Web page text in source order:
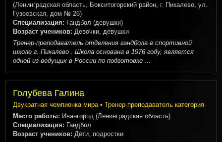
(Ленинградская область, Бокситогорский район, г. Пикалево, ул.
Гузеевская, дом № 26)
Специализация: Гандбол (девушки)
Возраст учеников: Девочки, девушки
Тренер-преподаватель отделения гандбола в спортивной
школе г. Пикалево . Школа основана в 1976 году, является
одной из ведущих в России по подготовке ...
Голубева Галина
Двукратная чемпионка мира • Тренер-преподаватель категория
Место работы: Ивангород (Ленинградская область)
Специализация: Гандбол
Возраст учеников: Дети, подростки